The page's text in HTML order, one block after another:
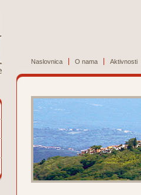
Naslovnica O nama Aktivnosti